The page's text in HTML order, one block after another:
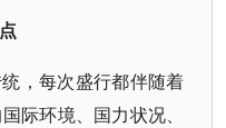
，每次盛行都伴随着
际环境、国力状况、